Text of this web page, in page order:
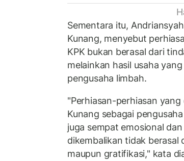
Sementara itu,
Kunang, menyebut
KPK bukan berasal dari
melainkan hasil usaha
pengusaha limbah.
"Perhiasan-perhiasan
Kunang sebagai
juga sempat emosional
dikembalikan tidak berasal
maupun gratifikasi," kata